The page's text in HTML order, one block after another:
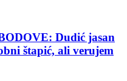
Dudić jasan
štapić, ali verujem